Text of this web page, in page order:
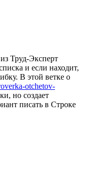
Труд-Эксперт
и если находит,
В этой ветке о
otchetov-
но создает
писать в Строке